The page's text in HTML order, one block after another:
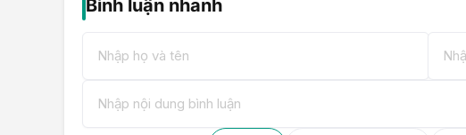
Bình luận nhanh